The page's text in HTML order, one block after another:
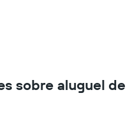
sobre aluguel de